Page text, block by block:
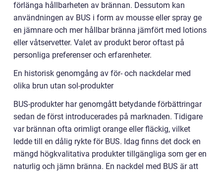
förlänga hållbarheten av brännan. Dessutom kan
användningen av BUS i form av mousse eller spray ge
en jämnare och mer hållbar bränna jämfört med lotions
eller våtservetter. Valet av produkt beror oftast på
personliga preferenser och erfarenheter.
En historisk genomgång av för- och nackdelar med
olika brun utan sol-produkter
BUS-produkter har genomgått betydande förbättringar
sedan de först introducerades på marknaden. Tidigare
var brännan ofta orimligt orange eller fläckig, vilket
ledde till en dålig rykte för BUS. Idag finns det dock en
mängd högkvalitativa produkter tillgängliga som ger en
naturlig och jämn bränna. En nackdel med BUS är att